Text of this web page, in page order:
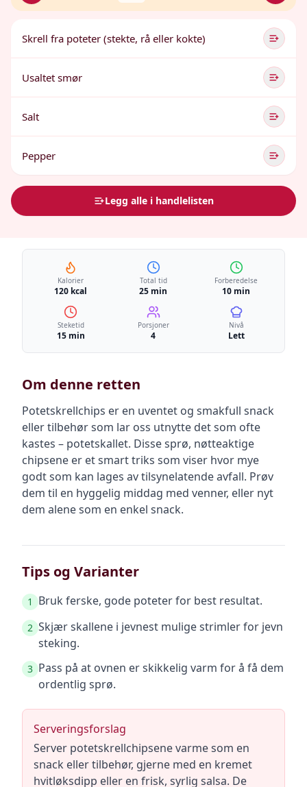
Skrell fra poteter (stekte, rå eller kokte)
Usaltet smør
Salt
Pepper
Legg alle i handlelisten
Kalorier
120 kcal
Total tid
25 min
Forberedelse
10 min
Steketid
15 min
Porsjoner
4
Nivå
Lett
Om denne retten
Potetskrellchips er en uventet og smakfull snack
eller tilbehør som lar oss utnytte det som ofte
kastes – potetskallet. Disse sprø, nøtteaktige
chipsene er et smart triks som viser hvor mye
godt som kan lages av tilsynelatende avfall. Prøv
dem til en hyggelig middag med venner, eller nyt
dem alene som en enkel snack.
Tips og Varianter
1 Bruk ferske, gode poteter for best resultat.
2 Skjær skallene i jevnest mulige strimler for jevn
steking.
3 Pass på at ovnen er skikkelig varm for å få dem
ordentlig sprø.
Serveringsforslag
Server potetskrellchipsene varme som en
snack eller tilbehør, gjerne med en kremet
hvitløksdipp eller en frisk, syrlig salsa. De